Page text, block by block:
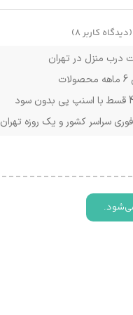
(دیدگاه کاربر8
)
درب منزل در تهران
سراسر کشور و یک روزه تهران